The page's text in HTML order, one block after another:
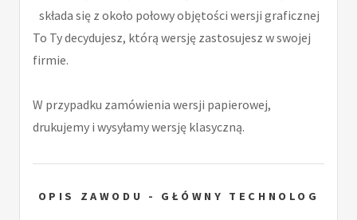
składa się z około połowy objętości wersji graficznej
To Ty decydujesz, którą wersję zastosujesz w swojej
firmie.
W przypadku zamówienia wersji papierowej,
drukujemy i wysyłamy wersję klasyczną.
OPIS ZAWODU - GŁÓWNY TECHNOLOG